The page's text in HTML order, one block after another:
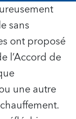
sans
ont proposé
l’Accord de
une autre